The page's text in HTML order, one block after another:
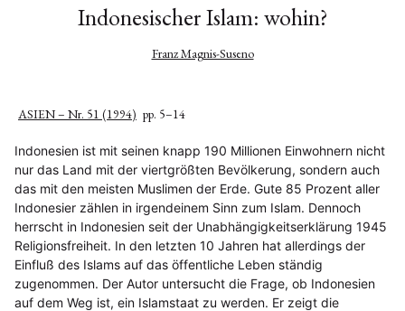
Indonesischer Islam: wohin?
Franz Magnis-Suseno
ASIEN – Nr. 51 (1994) pp. 5–14
Indonesien ist mit seinen knapp 190 Millionen Einwohnern nicht
nur das Land mit der viertgrößten Bevölkerung, sondern auch
das mit den meisten Muslimen der Erde. Gute 85 Prozent aller
Indonesier zählen in irgendeinem Sinn zum Islam. Dennoch
herrscht in Indonesien seit der Unabhängigkeitserklärung 1945
Religionsfreiheit. In den letzten 10 Jahren hat allerdings der
Einfluß des Islams auf das öffentliche Leben ständig
zugenommen. Der Autor untersucht die Frage, ob Indonesien
auf dem Weg ist, ein Islamstaat zu werden. Er zeigt die